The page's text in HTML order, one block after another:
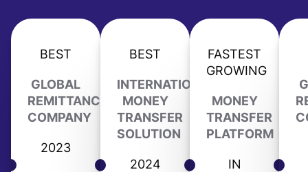
BEST
GLOBAL
REMITTANCE
COMPANY
2023
BEST
INTERNATIONAL
MONEY
TRANSFER
SOLUTION
2024
FASTEST
GROWING
MONEY
TRANSFER
PLATFORM
IN